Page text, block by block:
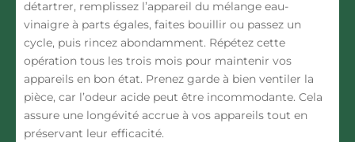
détartrer, remplissez l’appareil du mélange eau-
vinaigre à parts égales, faites bouillir ou passez un
cycle, puis rincez abondamment. Répétez cette
opération tous les trois mois pour maintenir vos
appareils en bon état. Prenez garde à bien ventiler la
pièce, car l’odeur acide peut être incommodante. Cela
assure une longévité accrue à vos appareils tout en
préservant leur efficacité.